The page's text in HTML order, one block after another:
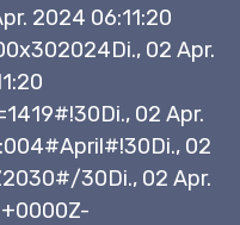
2024 06:11:20
02 Apr.
02 Apr.
02
30Di., 02 Apr.